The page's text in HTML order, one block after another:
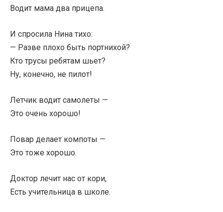
Водит мама два прицепа.
И спросила Нина тихо:
— Разве плохо быть портнихой?
Кто трусы ребятам шьет?
Ну, конечно, не пилот!
Летчик водит самолеты —
Это очень хорошо!
Повар делает компоты —
Это тоже хорошо.
Доктор лечит нас от кори,
Есть учительница в школе.